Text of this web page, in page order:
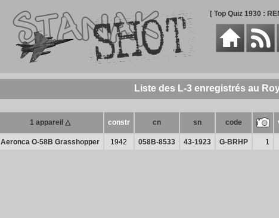
[ Top Quiz 1930 :
Liste des L-3 enregistrés au
1 appareil △ constr cn sn code
Aeronca O-58B Grasshopper 1942 058B-8533 43-1923 G-BRHP 1